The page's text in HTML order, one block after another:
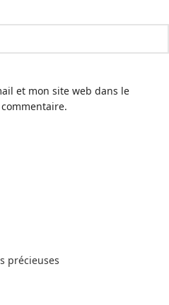
et mon site web dans le
précieuses